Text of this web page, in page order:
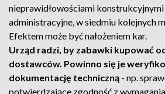
nieprawidłowościami
administracyjne, w siedmiu kolejnych
Efektem może być nałożeniem kar.
Urząd radzi, by zabawki kupować
dostawców. Powinno się je
dokumentację techniczną - np.
potwierdzające zgodność z